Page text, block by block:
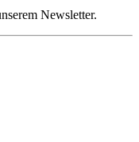
Newsletter.